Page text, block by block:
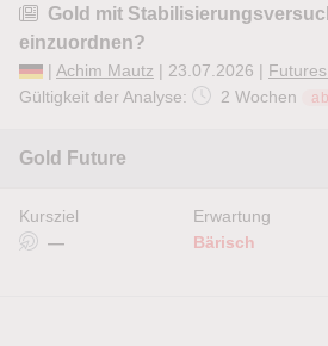
Gold mit
einzuordnen?
| Achim Mautz | 23.07.2026 |
Gültigkeit der Analyse:
2 Wochen
Gold Future
Kursziel
—
Erwartung
Bärisch